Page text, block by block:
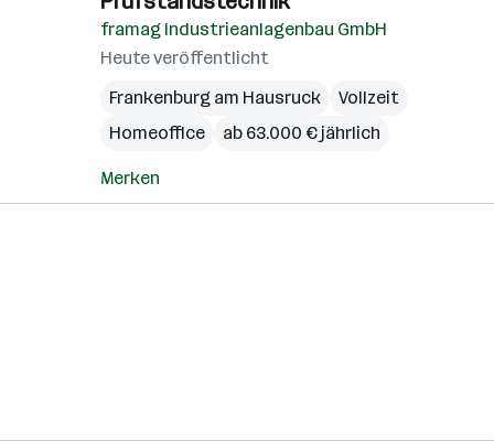
framag Industrieanlagenbau GmbH
Heute veröffentlicht
Frankenburg am Hausruck
Vollzeit
Homeoffice
ab 63.000 € jährlich
Merken